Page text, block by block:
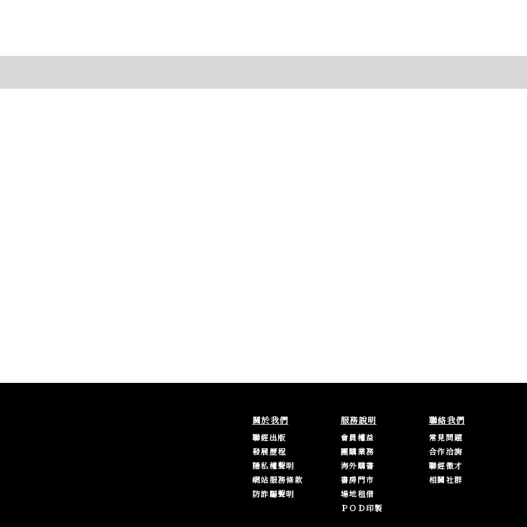
關於我們
聯經出版
發展歷程
隱私權聲明
網站服務條款
防詐騙聲明
服務說明
會員權益
團購業務
海外購書
書房門市
場地租借
ＰＯＤ印製
聯絡我們
常見問題
合作洽詢
聯經徵才
相關社群